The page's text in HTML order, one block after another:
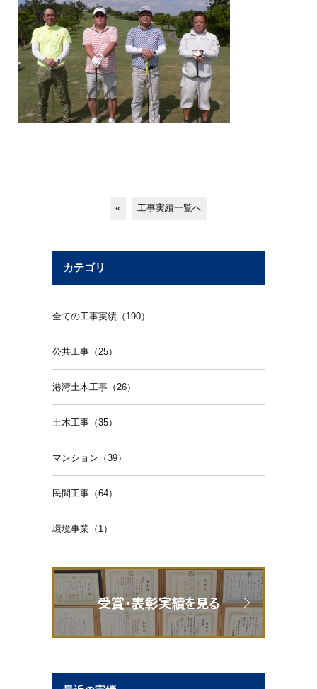
« 工事実績一覧へ
カテゴリ
全ての工事実績（190）
公共工事（25）
港湾土木工事（26）
土木工事（35）
マンション（39）
民間工事（64）
環境事業（1）